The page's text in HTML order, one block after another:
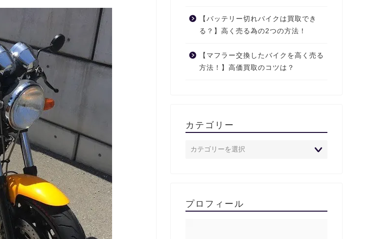
【バッテリー切れバイクは買取でき
る？】高く売る為の2つの方法！
【マフラー交換したバイクを高く売る
方法！】高価買取のコツは？
カテゴリー
プロフィール